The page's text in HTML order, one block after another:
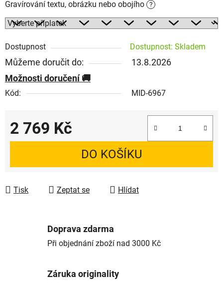
Gravírování textu, obrázku nebo obojího ?
Dostupnost Dostupnost: Skladem
Můžeme doručit do:
13.8.2026
Možnosti doručení
Kód: MID-6967
2 769 Kč
Měrná cena:
DO KOŠÍKU
Tisk Zeptat se Hlídat
Doprava zdarma
Při objednání zboží nad 3000 Kč
Záruka originality